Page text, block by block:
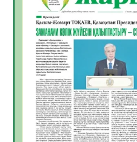
МӘЖІЛІС ӨТТІ
05.08.2026
Қазақстан Орталық
қолайлы ел атанды
05.08.2026
Өрт қауіпсіздігі
азаматтың міндеті
05.08.2026